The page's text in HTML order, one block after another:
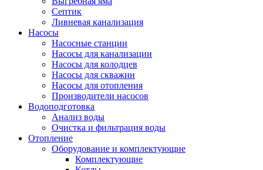
Септик
Ливневая канализация
Насосы
Насосные станции
Насосы для канализации
Насосы для колодцев
Насосы для скважин
Насосы для отопления
Производители насосов
Водоподготовка
Анализ воды
Очистка и фильтрация воды
Отопление
Оборудование и комплектующие
Комплектующие